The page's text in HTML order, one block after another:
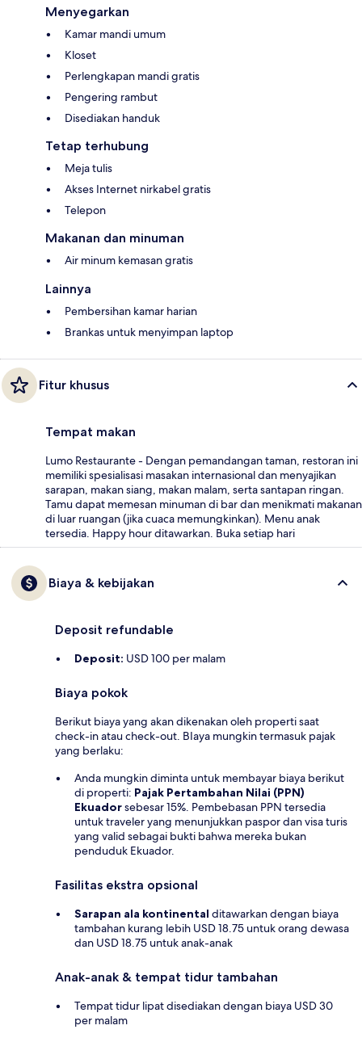
Menyegarkan
Kamar mandi umum
Kloset
Perlengkapan mandi gratis
Pengering rambut
Disediakan handuk
Tetap terhubung
Meja tulis
Akses Internet nirkabel gratis
Telepon
Makanan dan minuman
Air minum kemasan gratis
Lainnya
Pembersihan kamar harian
Brankas untuk menyimpan laptop
Fitur khusus
Tempat makan
Lumo Restaurante - Dengan pemandangan taman, restoran ini
memiliki spesialisasi masakan internasional dan menyajikan
sarapan, makan siang, makan malam, serta santapan ringan.
Tamu dapat memesan minuman di bar dan menikmati makanan
di luar ruangan (jika cuaca memungkinkan). Menu anak
tersedia. Happy hour ditawarkan. Buka setiap hari
Biaya & kebijakan
Deposit refundable
Deposit: USD 100 per malam
Biaya pokok
Berikut biaya yang akan dikenakan oleh properti saat
check-in atau check-out. BIaya mungkin termasuk pajak
yang berlaku:
Anda mungkin diminta untuk membayar biaya berikut
di properti: Pajak Pertambahan Nilai (PPN)
Ekuadorsebesar 15%. Pembebasan PPN tersedia
untuk traveler yang menunjukkan paspor dan visa turis
yang valid sebagai bukti bahwa mereka bukan
penduduk Ekuador.
Fasilitas ekstra opsional
Sarapan ala kontinental ditawarkan dengan biaya
tambahan kurang lebih USD 18.75 untuk orang dewasa
dan USD 18.75 untuk anak-anak
Anak-anak & tempat tidur tambahan
Tempat tidur lipat disediakan dengan biaya USD 30
per malam